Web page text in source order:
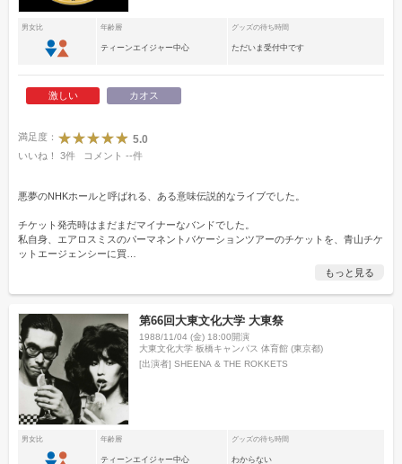
男女比 年齢層 グッズの待ち時間
ティーンエイジャー中心 ただいま受付中です
激しい カオス
満足度： 5.0
いいね！ 3件 コメント --件
悪夢のNHKホールと呼ばれる、ある意味伝説的なライブでした。
チケット発売時はまだまだマイナーなバンドでした。
私自身、エアロスミスのパーマネントバケーションツアーのチケットを、青山チケ
ットエージェンシーに買
もっと見る
第66回大東文化大学 大東祭
1988/11/04 (金) 18:00開演
大東文化大学 板橋キャンパス 体育館 (東京都)
[出演者]SHEENA & THE ROKKETS
男女比 年齢層 グッズの待ち時間
ティーンエイジャー中心 わからない